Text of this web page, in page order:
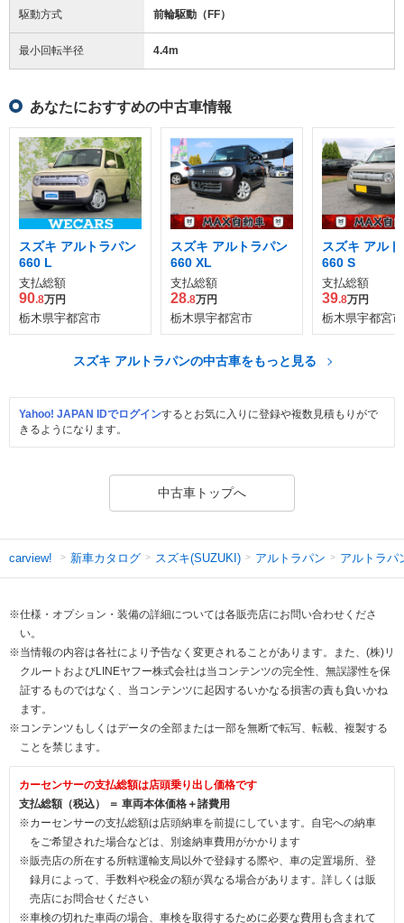
駆動方式 前輪駆動（FF）
最小回転半径 4.4m
あなたにおすすめの中古車情報
スズキ アルトラパン
660 L
支払総額
90.8万円
栃木県宇都宮市
スズキ アルトラパン
660 XL
支払総額
28.8万円
栃木県宇都宮市
スズキ アル
660 S
支払総額
39.8万円
栃木県宇都宮市
スズキ アルトラパンの中古車をもっと見る
Yahoo! JAPAN IDでログインするとお気に入りに登録や複数見積もりがで
きるようになります。
中古車トップへ
carview! 新車カタログ スズキ(SUZUKI) アルトラパン アルトラパ
※仕様・オプション・装備の詳細については各販売店にお問い合わせくださ
い。
※当情報の内容は各社により予告なく変更されることがあります。また、(株)リ
クルートおよびLINEヤフー株式会社は当コンテンツの完全性、無誤謬性を保
証するものではなく、当コンテンツに起因するいかなる損害の責も負いかね
ます。
※コンテンツもしくはデータの全部または一部を無断で転写、転載、複製する
ことを禁じます。
カーセンサーの支払総額は店頭乗り出し価格です
支払総額（税込） ＝ 車両本体価格＋諸費用
※カーセンサーの支払総額は店頭納車を前提にしています。自宅への納車
をご希望された場合などは、別途納車費用がかかります
※販売店の所在する所轄運輸支局以外で登録する際や、車の定置場所、登
録月によって、手数料や税金の額が異なる場合があります。詳しくは販
売店にお問合せください
※車検の切れた車両の場合、車検を取得するために必要な費用も含まれて